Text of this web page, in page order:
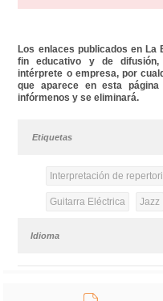
Los enlaces publicados en La
fin educativo y de difusión,
intérprete o empresa, por
que aparece en esta
infórmenos y se eliminará.
Etiquetas
Interpretación de
Guitarra Eléctrica Jazz
Idioma